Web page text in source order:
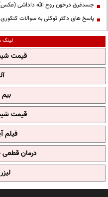
جسدغرق درخون روح الله داداشی
پاسخ های دکتر توکلی به سوالات
لینک
قیمت
قیمت
فیلم
درمان